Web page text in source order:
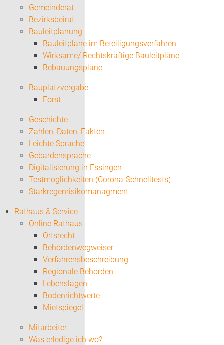
Gemeinderat
Bezirksbeirat
Bauleitplanung
Bauleitpläne im Beteiligungsverfahren
Wirksame/ Rechtskräftige Bauleitpläne
Bebauungspläne
Bauplatzvergabe
Forst
Geschichte
Zahlen, Daten, Fakten
Leichte Sprache
Gebärdensprache
Digitalisierung in Essingen
Testmöglichkeiten (Corona-Schnelltests)
Starkregenrisikomanagment
Rathaus & Service
Online Rathaus
Ortsrecht
Behördenwegweiser
Verfahrensbeschreibung
Regionale Behörden
Lebenslagen
Bodenrichtwerte
Mietspiegel
Mitarbeiter
Was erledige ich wo?